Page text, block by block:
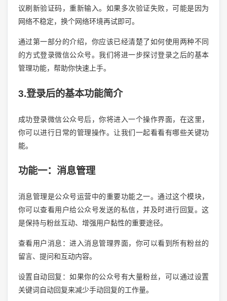
议刷新验证码，重新输入。如果多次验证失败，可能是因为
网络不稳定，换个网络环境再试即可。
通过第一部分的介绍，你应该已经清楚了如何使用两种不同
的方式登录微信公众号。我们将进一步探讨登录之后的基本
管理功能，帮助你快速上手。
3.登录后的基本功能简介
成功登录微信公众号后，你将进入一个操作界面，在这里，
你可以进行日常的管理操作。让我们一起看看有哪些关键功
能。
功能一：消息管理
消息管理是公众号运营中的重要功能之一。通过这个模块，
你可以查看用户给公众号发送的私信，并及时进行回复。这
是保持与粉丝互动、增强用户黏性的重要途径。
查看用户消息：进入消息管理界面，你可以看到所有粉丝的
留言、提问和互动内容。
设置自动回复：如果你的公众号有大量粉丝，可以通过设置
关键词自动回复来减少手动回复的工作量。